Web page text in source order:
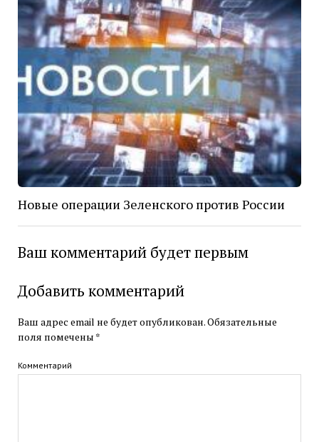
Новые операции Зеленского против России
Ваш комментарий будет первым
Добавить комментарий
Ваш адрес email не будет опубликован.Обязательные
поля помечены *
Комментарий